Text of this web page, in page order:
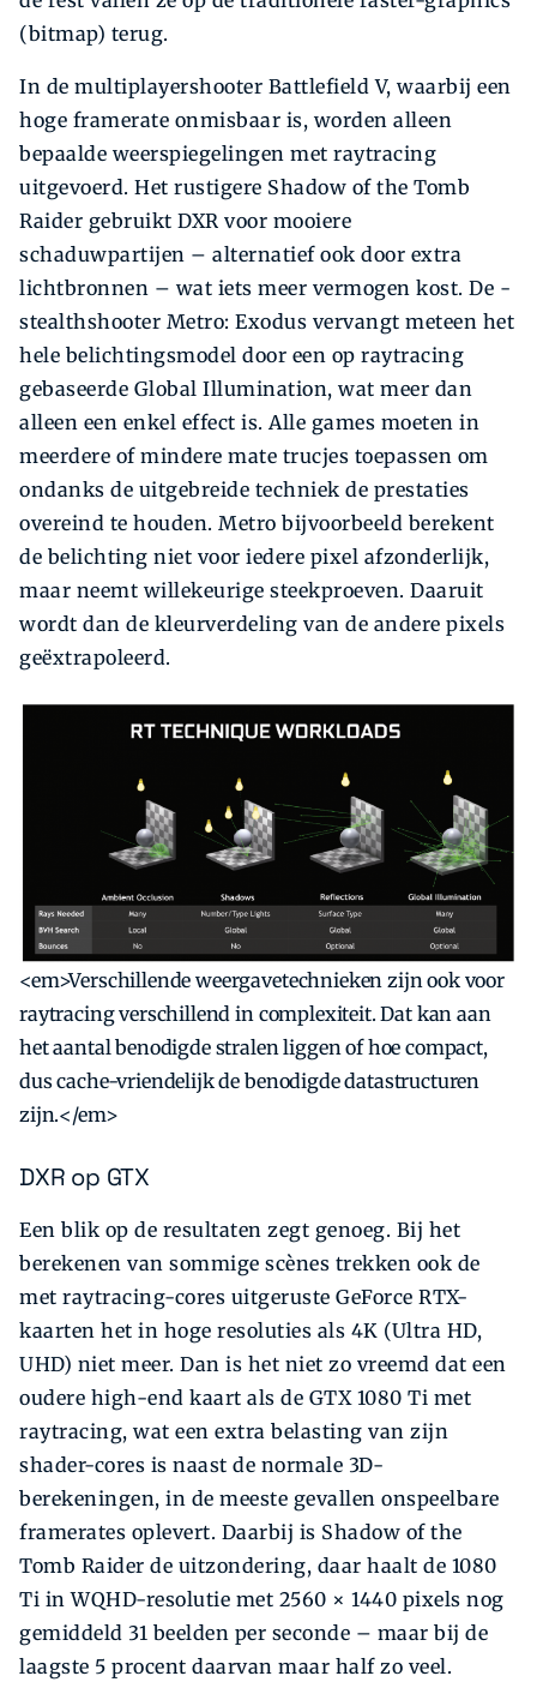
(bitmap) terug.
In de multiplayershooter Battlefield V, waarbij een
hoge framerate onmisbaar is, worden alleen
bepaalde weerspiegelingen met raytracing
uitgevoerd. Het rustigere Shadow of the Tomb
Raider gebruikt DXR voor mooiere
schaduwpartijen – alternatief ook door extra
lichtbronnen – wat iets meer vermogen kost. De ­
stealthshooter Metro: Exodus vervangt meteen het
hele belichtingsmodel door een op raytracing
gebaseerde Global Illumination, wat meer dan
alleen een enkel effect is. Alle games moeten in
meerdere of mindere mate trucjes toepassen om
ondanks de uitgebreide techniek de prestaties
overeind te houden. Metro bijvoorbeeld berekent
de belichting niet voor iedere pixel afzonderlijk,
maar neemt willekeurige steekproeven. Daaruit
wordt dan de kleurverdeling van de andere pixels
geëxtrapoleerd.
<em>Verschillende weergavetechnieken zijn ook voor
raytracing verschillend in complexiteit. Dat kan aan
het aantal benodigde stralen liggen of hoe compact,
dus cache-vriendelijk de benodigde datastructuren
zijn.</em>
DXR op GTX
Een blik op de resultaten zegt genoeg. Bij het
berekenen van sommige scènes trekken ook de
met raytracing-­cores uitgeruste GeForce RTX-
kaarten het in hoge resoluties als 4K (Ultra HD,
UHD) niet meer. Dan is het niet zo vreemd dat een
oudere high-end kaart als de GTX 1080 Ti met
raytracing, wat een extra belasting van zijn
shader-cores is naast de normale 3D-
berekeningen, in de meeste gevallen onspeelbare
framerates oplevert. Daarbij is Shadow of the
Tomb Raider de uitzondering, daar haalt de 1080
Ti in WQHD-resolutie met 2560 × 1440 pixels nog
gemiddeld 31 beelden per seconde – maar bij de
laagste 5 procent daarvan maar half zo veel.